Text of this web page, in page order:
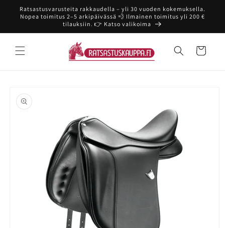
siirry
sisältöön
Ratsastusvarusteita rakkaudella – yli 30 vuoden kokemuksella.
Nopea toimitus 2–5 arkipäivässä 💨 Ilmainen toimitus yli 200 €
tilauksiin. 👉 Katso valikoima
Ostoskori
tuotetietoihin